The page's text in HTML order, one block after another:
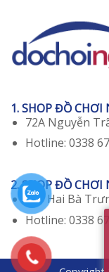
1. SHOP ĐỒ
72A Nguyễn
Hotline: 0338
2. SHOP ĐỒ
129 Hai Bà
Hotline: 0338